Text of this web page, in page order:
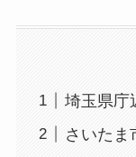
埼玉県庁
さいた